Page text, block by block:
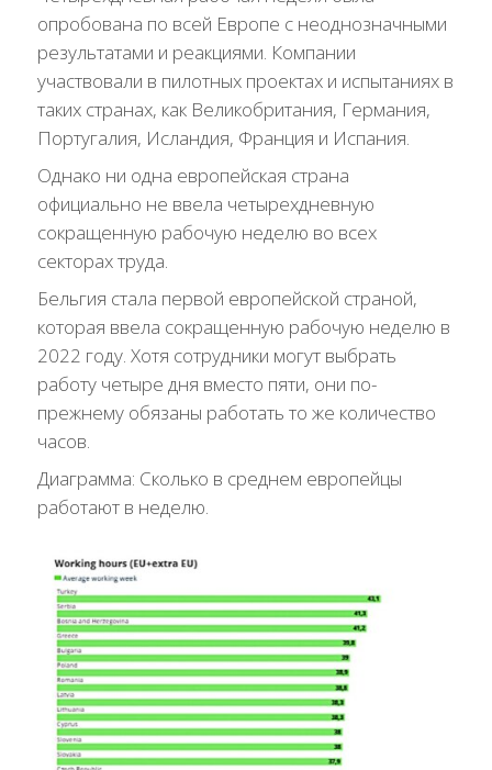
опробована по всей Европе с неоднозначными
результатами и реакциями. Компании
участвовали в пилотных проектах и ​​испытаниях в
таких странах, как Великобритания, Германия,
Португалия, Исландия, Франция и Испания.
Однако ни одна европейская страна
официально не ввела четырехдневную
сокращенную рабочую неделю во всех
секторах труда.
Бельгия стала первой европейской страной,
которая ввела сокращенную рабочую неделю в
2022 году. Хотя сотрудники могут выбрать
работу четыре дня вместо пяти, они по-
прежнему обязаны работать то же количество
часов.
Диаграмма: Сколько в среднем европейцы
работают в неделю.